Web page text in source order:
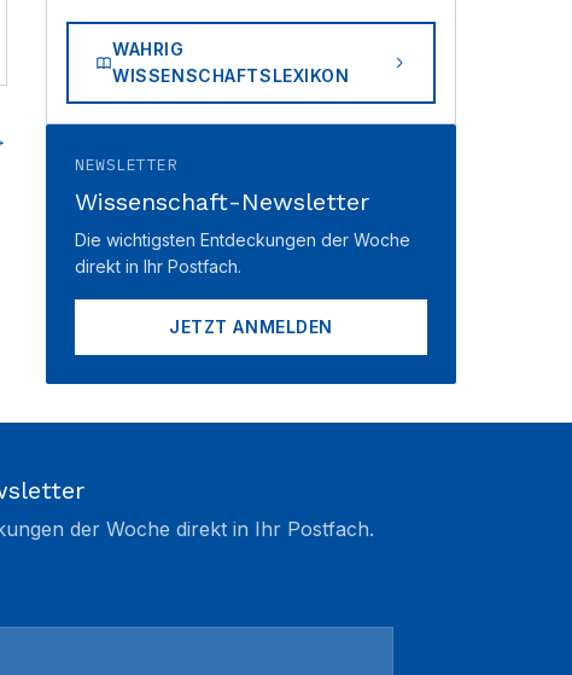
WAHRIG
WISSENSCHAFTSLEXIKON
NEWSLETTER
Wissenschaft-Newsletter
Die wichtigsten Entdeckungen der Woche
direkt in Ihr Postfach.
JETZT ANMELDEN
der Woche direkt in Ihr Postfach.